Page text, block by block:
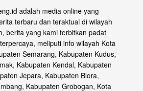
adalah media online yang
terbaru dan teraktual di wilayah
berita yang kami terbitkan padat
meliputi info wilayah Kota
Semarang, Kabupaten Kudus,
Kabupaten Kendal, Kabupaten
Jepara, Kabupaten Blora,
Kabupaten Grobogan, Kota